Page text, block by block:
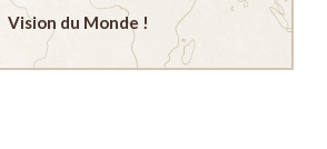
Vision du Monde !